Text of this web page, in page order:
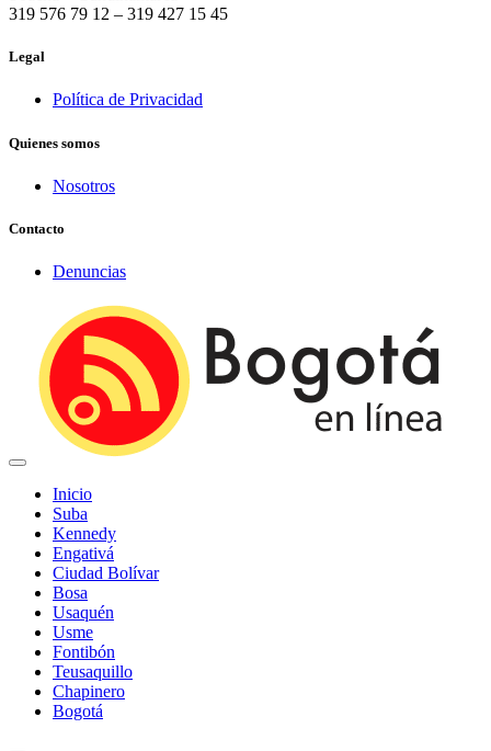
319 576 79 12 – 319 427 15 45
Legal
Política de Privacidad
Quienes somos
Nosotros
Contacto
Denuncias
Inicio
Suba
Kennedy
Engativá
Ciudad Bolívar
Bosa
Usaquén
Usme
Fontibón
Teusaquillo
Chapinero
Bogotá